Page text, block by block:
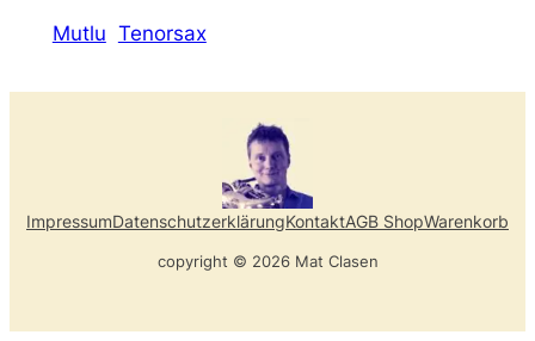
Mutlu Tenorsax
ImpressumDatenschutzerklärungKontaktAGB ShopWarenkorb
copyright © 2026 Mat Clasen